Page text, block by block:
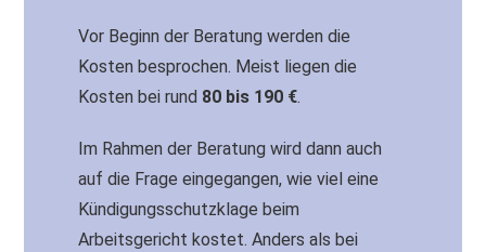
Vor Beginn der Beratung werden die
Kosten besprochen. Meist liegen die
Kosten bei rund 80 bis 190 €.
Im Rahmen der Beratung wird dann auch
auf die Frage eingegangen, wie viel eine
Kündigungsschutzklage beim
Arbeitsgericht kostet. Anders als bei